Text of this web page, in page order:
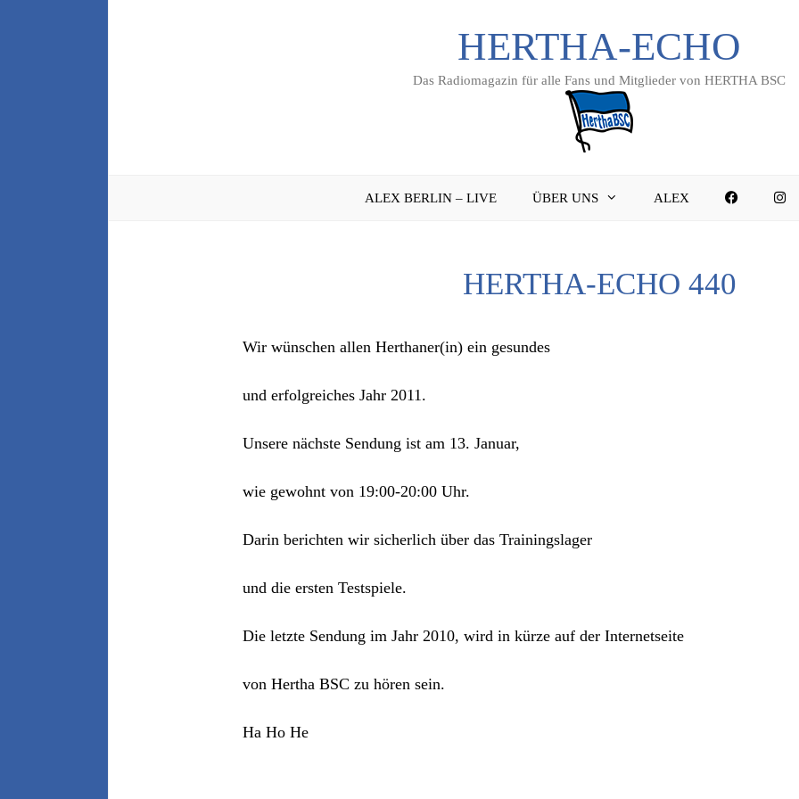
HERTHA-ECHO
Das Radiomagazin für alle Fans und Mitglieder von HERTHA BSC
ALEX BERLIN – LIVE ÜBER UNS ALEX
HERTHA-ECHO 440
Wir wünschen allen Herthaner(in) ein gesundes
und erfolgreiches Jahr 2011.
Unsere nächste Sendung ist am 13. Januar,
wie gewohnt von 19:00-20:00 Uhr.
Darin berichten wir sicherlich über das Trainingslager
und die ersten Testspiele.
Die letzte Sendung im Jahr 2010, wird in kürze auf der Internetseite
von Hertha BSC zu hören sein.
Ha Ho He